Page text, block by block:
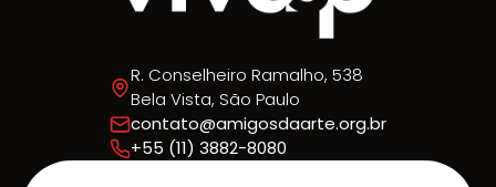
R. Conselheiro Ramalho, 538
Bela Vista, São Paulo
contato@amigosdaarte.org.br
+55 (11) 3882-8080